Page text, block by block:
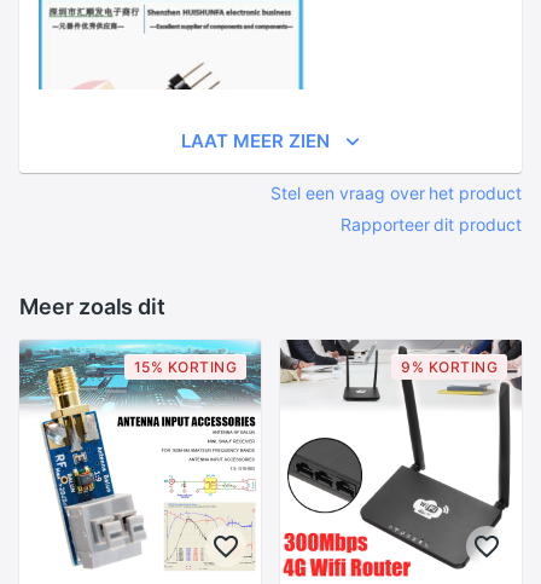
LAAT MEER ZIEN
Stel een vraag over het product
Rapporteer dit product
Meer zoals dit
15% KORTING 9% KORTING